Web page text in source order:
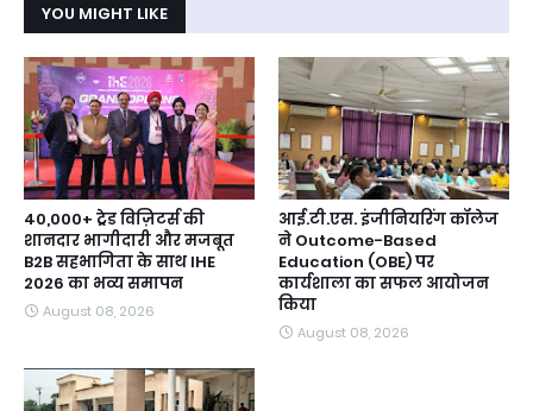
YOU MIGHT LIKE
40,000+ ट्रेड विज़िटर्स की
शानदार भागीदारी और मजबूत
B2B सहभागिता के साथ IHE
2026 का भव्य समापन
August 08, 2026
आई.टी.एस. इंजीनियरिंग कॉलेज
ने Outcome-Based
Education (OBE) पर
कार्यशाला का सफल आयोजन
किया
August 08, 2026